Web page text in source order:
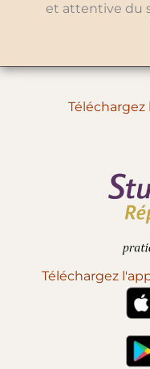
et attentive du
Téléchargez
Téléchargez